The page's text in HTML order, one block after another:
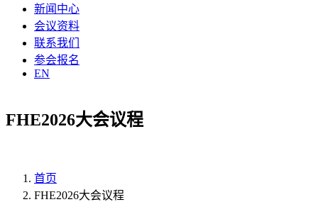
新闻中心
会议资料
联系我们
参会报名
EN
FHE2026大会议程
首页
FHE2026大会议程